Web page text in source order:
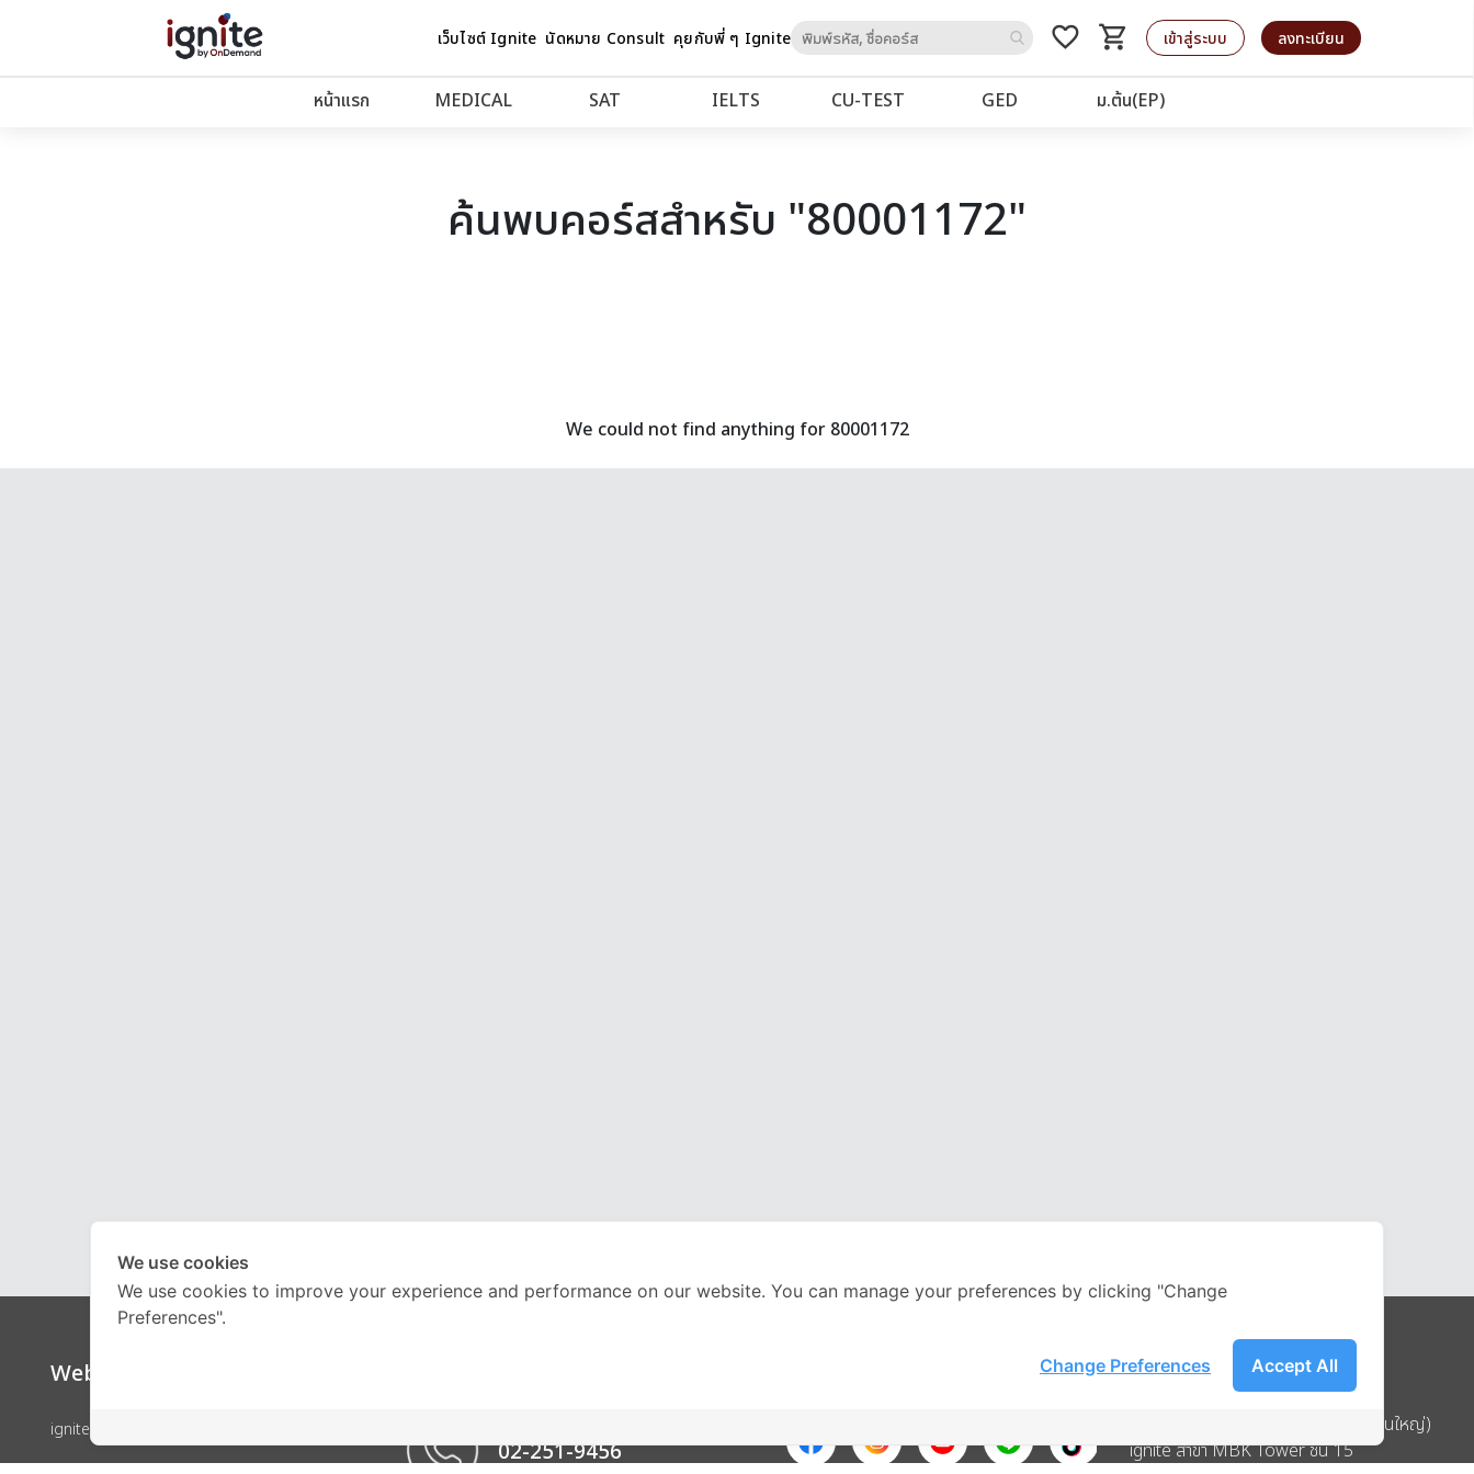
เว็บไซต์ Ignite นัดหมาย Consult คุยกับพี่ ๆ Igniteto
favorite_border shopping_cart
รถเข็น เข้าสู่ระบบ ลงทะเบียน
หน้าแรก MEDICAL SAT IELTS CU‑TEST GED ม.ต้น(EP)
ค้นพบคอร์สสำหรับ "80001172"
We could not find anything for 80001172
Website
ignite by OnDemand
02-251-9456
Address
บริษัท อิกไนท์ เอ สตาร์ จำกัด (สำนักงานใหญ่)
ignite สาขา MBK Tower ชั้น 15
We use cookies
We use cookies to improve your experience and performance on our website. You can manage your preferences by clicking "Change
Preferences".
Accept All
Change Preferences